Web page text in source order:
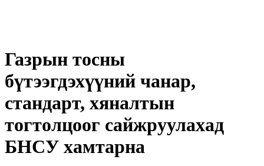
Газрын тосны
бүтээгдэхүүний чанар,
стандарт, хяналтын
тогтолцоог сайжруулахад
БНСУ хамтарна